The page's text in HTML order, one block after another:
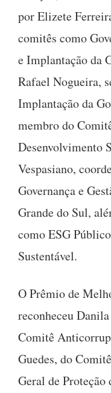
por Elizete
comitês como
e Implantação da
Rafael Nogueira,
Implantação da
membro do
Desenvolvimento
Vespasiano,
Governança e
Grande do Sul,
como ESG
Sustentável.
O Prêmio de
reconheceu
Comitê
Guedes, do
Geral de